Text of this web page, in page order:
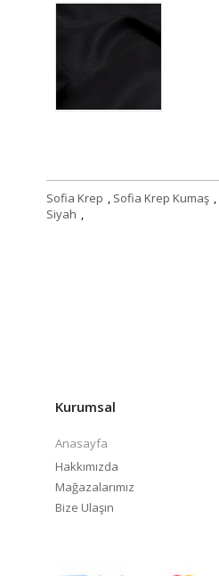
Sofia Krep , Sofia Krep Kumaş ,
Siyah ,
Kurumsal
Anasayfa
Hakkımızda
Mağazalarımız
Bize Ulaşın